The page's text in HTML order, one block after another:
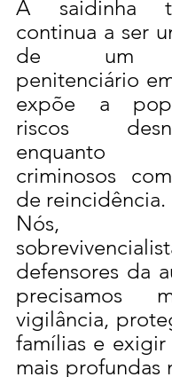
A saidinha
continua a ser
de um
penitenciário
expõe a
riscos
enquanto
criminosos
de reincidência.
Nós,
defensores da
precisamos
vigilância,
famílias e exigir
mais profundas